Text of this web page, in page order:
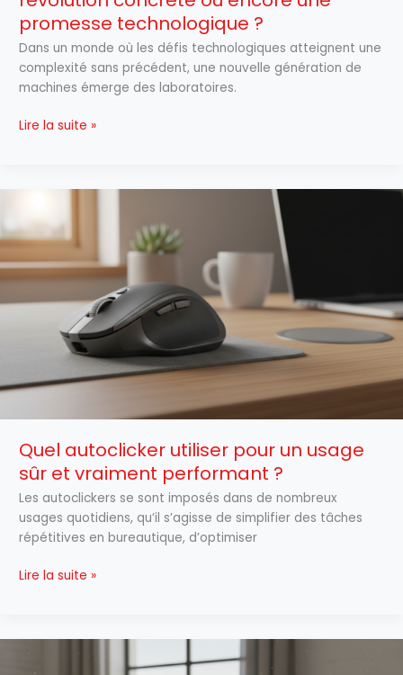
promesse technologique ?
Dans un monde où les défis technologiques atteignent une
complexité sans précédent, une nouvelle génération de
machines émerge des laboratoires.
Lire la suite »
Quel autoclicker utiliser pour un usage
sûr et vraiment performant ?
Les autoclickers se sont imposés dans de nombreux
usages quotidiens, qu’il s’agisse de simplifier des tâches
répétitives en bureautique, d’optimiser
autoclicker
utiliser
pour
un
vraiment
performant
?
Lire la suite »